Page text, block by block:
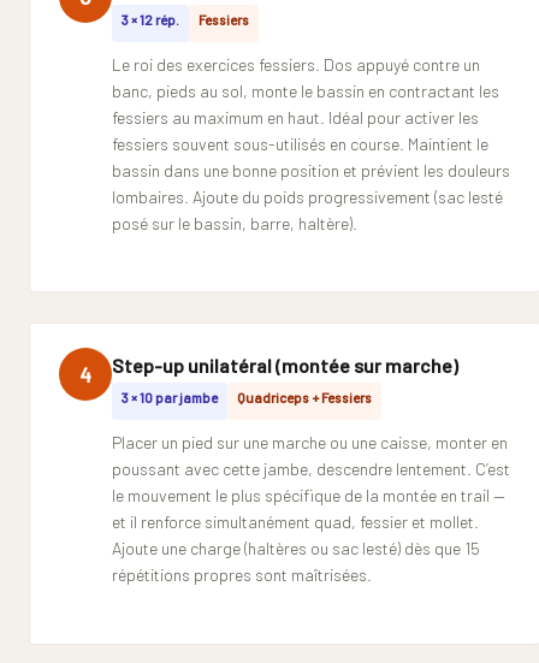
3 × 12 rép. Fessiers
Le roi des exercices fessiers. Dos appuyé contre un
banc, pieds au sol, monte le bassin en contractant les
fessiers au maximum en haut. Idéal pour activer les
fessiers souvent sous-utilisés en course. Maintient le
bassin dans une bonne position et prévient les douleurs
lombaires. Ajoute du poids progressivement (sac lesté
posé sur le bassin, barre, haltère).
4 Step-up unilatéral (montée sur marche)
3 × 10 par jambe Quadriceps + Fessiers
Placer un pied sur une marche ou une caisse, monter en
poussant avec cette jambe, descendre lentement. C’est
le mouvement le plus spécifique de la montée en trail —
et il renforce simultanément quad, fessier et mollet.
Ajoute une charge (haltères ou sac lesté) dès que 15
répétitions propres sont maîtrisées.